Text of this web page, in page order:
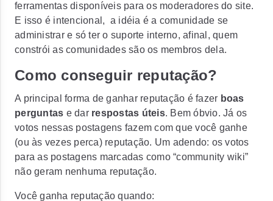
ferramentas disponíveis para os moderadores do site.
E isso é intencional, a idéia é a comunidade se
administrar e só ter o suporte interno, afinal, quem
constrói as comunidades são os membros dela.
Como conseguir reputação?
A principal forma de ganhar reputação é fazer boas
perguntas e dar respostas úteis. Bem óbvio. Já os
votos nessas postagens fazem com que você ganhe
(ou às vezes perca) reputação. Um adendo: os votos
para as postagens marcadas como “community wiki”
não geram nenhuma reputação.
Você ganha reputação quando: